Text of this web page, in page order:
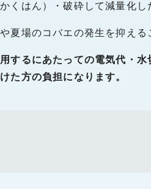
くはん）・破砕して減量化し
夏場のコバエの発生を抑える
するにあたっての電気代・
た方の負担になります。